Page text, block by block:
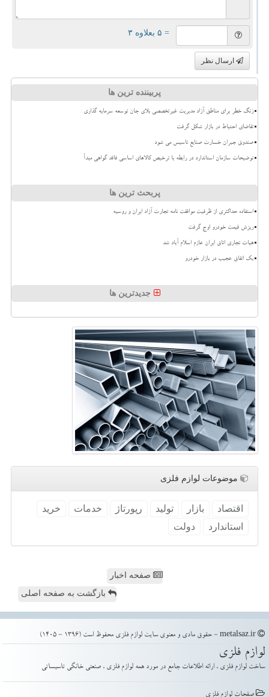
= ۵ بعلاوه ۳
ارسال نظر
پربیننده ترین ها
زنگ خطر برای مناطق آزاد مدیریت غیرتخصصی بلای جان توسعه سرمایه گذاری
تقاضای احتیاط در بازار شکل گرفت
صندوق جبران خسارت صنایع تاسیس می شود
توضیحات سازمان استاندارد در رابطه با ترخیص کالاهای اساسی فاقد گواهی مبدأ
پربحث ترین ها
استفاده حداکثری از ظرفیت موافقت نامه تجارت آزاد ایران و روسیه
ریزش قیمت خودرو اوج گرفت
هیات تجاری اتاق ایران عازم اسلام آباد شد
بک اتفاق عجیب در بازار خودرو
جدیدترین ها
موضوعات لوازم فلزی
اقتصاد بازار تولید رپورتاژ خدمات
خرید
استاندارد
دولت
صفحه اخبار
بازگشت به صفحه اصلی
لوازم فلزی
ساخت لوازم فلزی ، ارائه اطلاعات جامع در مورد همه لوازم فلزی ، صنعتی خانگی تاسیساتی